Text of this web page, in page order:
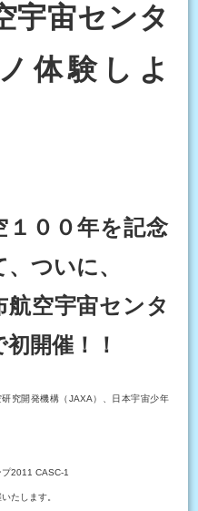
宇宙センタ
体験しよ
１００年を記念
、ついに、
航空宇宙センタ
初開催！！
研究開発機構（JAXA）、日本宇宙少年
2011 CASC-1
たします。